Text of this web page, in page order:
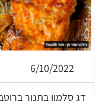
6/10/2022
דג סלמון בתנור